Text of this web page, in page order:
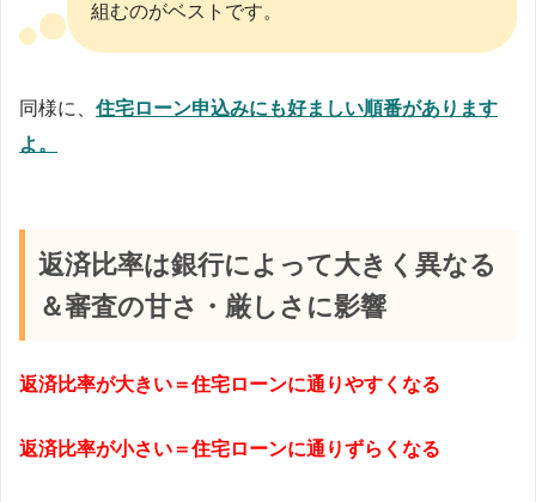
組むのがベストです。
同様に、 住宅ローン申込みにも好ましい順番があります
よ。
返済比率は銀行によって大きく異なる
＆審査の甘さ・厳しさに影響
返済比率が大きい＝住宅ローンに通りやすくなる
返済比率が小さい＝住宅ローンに通りずらくなる